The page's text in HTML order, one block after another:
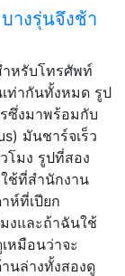
างรุ่นจึงช้า
ำหรับโทรศัพท์
ท่ากันทั้งหมด รูป
ซึ่งมาพร้อมกับ
มันชาร์จเร็ว
โมง รูปที่สอง
ช้ที่สำนักงาน
ห์ที่เปียก
งและถ้าฉันใช้
หมือนว่าจะ
นล่างทั้งสองดู